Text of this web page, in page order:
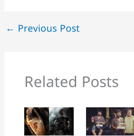
← Previous Post
Related Posts